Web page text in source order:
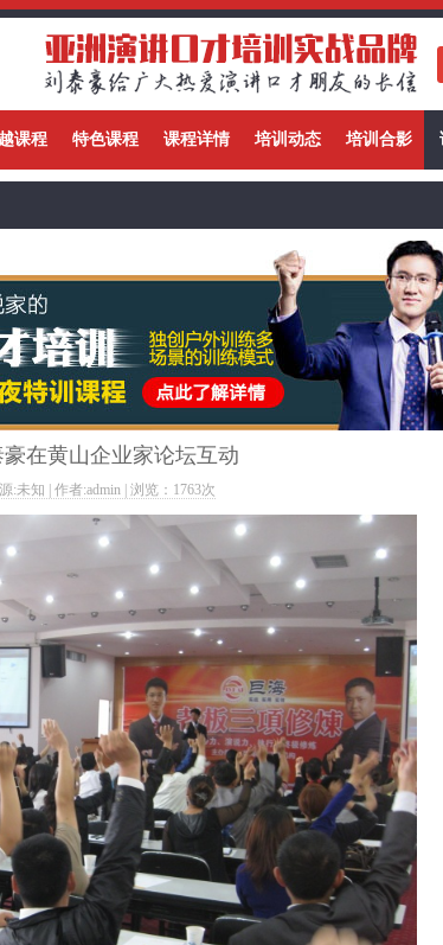
课程 特色课程 课程详情 培训动态 培训合影
在黄山企业家论坛互动
:未知 | 作者:admin | 浏览： 1763次